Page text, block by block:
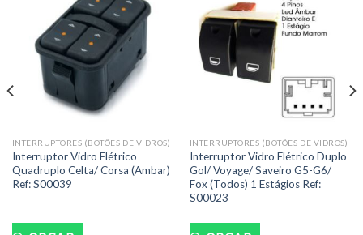
INTERRUPTORES (BOTÕES DE VIDROS)
Interruptor Vidro Elétrico
Quadruplo Celta/ Corsa (Ambar)
Ref: S00039
INTERRUPTORES (BOTÕES DE VIDROS)
Interruptor Vidro Elétrico Duplo
Gol/ Voyage/ Saveiro G5-G6/
Fox (Todos) 1 Estágios Ref:
S00023